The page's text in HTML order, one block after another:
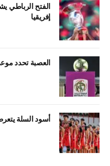
الفتح الرباطي
إفريقيا
العصبة تحدد
أسود السلة